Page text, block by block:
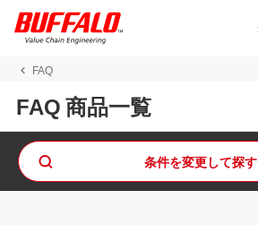
FAQ
FAQ 商品一覧
条件を変更して探す